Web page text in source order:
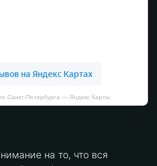
Санкт‑Петербурга — Яндекс Карты
на то, что вся